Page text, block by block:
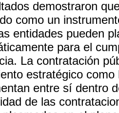
demostraron
como un
entidades pueden
para el
La contratación
estratégico
entre sí dentro
de las